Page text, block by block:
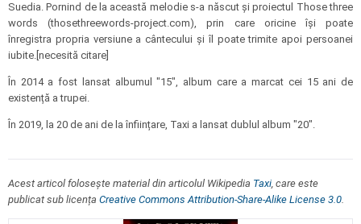
Suedia. Pornind de la această melodie s-a născut și proiectul Those three
words (thosethreewords-project.com), prin care oricine își poate
înregistra propria versiune a cântecului și îl poate trimite apoi persoanei
iubite.[necesită citare]
În 2014 a fost lansat albumul "15", album care a marcat cei 15 ani de
existență a trupei.
În 2019, la 20 de ani de la înființare, Taxi a lansat dublul album "20".
Acest articol folosește material din articolul Wikipedia Taxi, care este
publicat sub licența Creative Commons Attribution-Share-Alike License 3.0.